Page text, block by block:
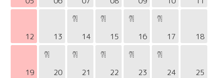
12 13 14 15 16 17 18
19 20 21 22 23 24 25